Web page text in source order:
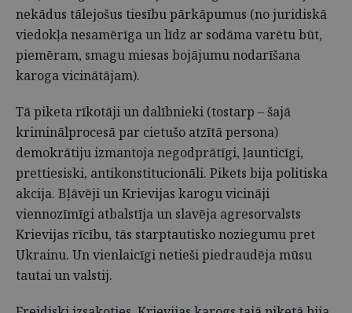
nekādus tālejošus tiesību pārkāpumus (no juridiskā
viedokļa nesamērīga un līdz ar sodāma varētu būt,
piemēram, smagu miesas bojājumu nodarīšana
karoga vicinātājam).
Tā piketa rīkotāji un dalībnieki (tostarp – šajā
kriminālprocesā par cietušo atzītā persona)
demokrātiju izmantoja negodprātīgi, ļaunticīgi,
prettiesiski, antikonstitucionāli. Pikets bija politiska
akcija. Bļāvēji un Krievijas karogu vicināji
viennozīmīgi atbalstīja un slavēja agresorvalsts
Krievijas rīcību, tās starptautisko noziegumu pret
Ukrainu. Un vienlaicīgi netieši piedraudēja mūsu
tautai un valstij.